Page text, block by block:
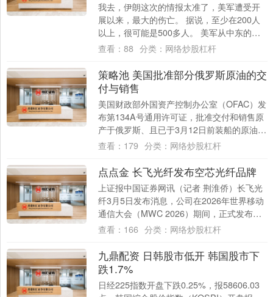
我去，伊朗这次的情报太准了，美军遭受开
展以来，最大的伤亡。 据说，至少在200人
以上，很可能是500多人。 美军从中东的基
地撤出去之后，藏身的地点，一直都是机
查看： 88 分类： 网络炒股杠杆
策略池 美国批准部分俄罗斯原油的交
付与销售
美国财政部外国资产控制办公室（OFAC）发
布第134A号通用许可证，批准交付和销售原
产于俄罗斯、且已于3月12日前装船的原油及
石油产品。 该许可证允许对截至东部....
查看： 179 分类： 网络炒股杠杆
点点金 长飞光纤发布空芯光纤品牌
上证报中国证券网讯（记者 荆淮侨）长飞光
纤3月5日发布消息，公司在2026年世界移动
通信大会（MWC 2026）期间，正式发布空
芯光纤品牌HollowBand。....
查看： 166 分类： 网络炒股杠杆
九鼎配资 日韩股市低开 韩国股市下
跌1.7%
日经225指数开盘下跌0.25%，报58606.03